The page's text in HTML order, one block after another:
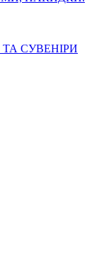
СУВЕНІРИ